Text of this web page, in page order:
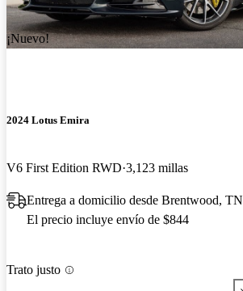
¡Nuevo!
2024 Lotus Emira
V6 First Edition RWD 3,123 millas
Entrega a domicilio desde Brentwood, TN
El precio incluye envío de $844
Trato justo